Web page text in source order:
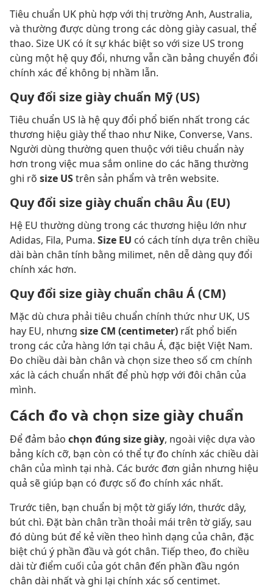
Tiêu chuẩn UK phù hợp với thị trường Anh, Australia,
và thường được dùng trong các dòng giày casual, thể
thao. Size UK có ít sự khác biệt so với size US trong
cùng một hệ quy đổi, nhưng vẫn cần bảng chuyển đổi
chính xác để không bị nhầm lẫn.
Quy đổi size giày chuẩn Mỹ (US)
Tiêu chuẩn US là hệ quy đổi phổ biến nhất trong các
thương hiệu giày thể thao như Nike, Converse, Vans.
Người dùng thường quen thuộc với tiêu chuẩn này
hơn trong việc mua sắm online do các hãng thường
ghi rõ size UStrên sản phẩm và trên website.
Quy đổi size giày chuẩn châu Âu (EU)
Hệ EU thường dùng trong các thương hiệu lớn như
Adidas, Fila, Puma. Size EU có cách tính dựa trên chiều
dài bàn chân tính bằng milimet, nên dễ dàng quy đổi
chính xác hơn.
Quy đổi size giày chuẩn châu Á (CM)
Mặc dù chưa phải tiêu chuẩn chính thức như UK, US
hay EU, nhưng size CM (centimeter) rất phổ biến
trong các cửa hàng lớn tại châu Á, đặc biệt Việt Nam.
Đo chiều dài bàn chân và chọn size theo số cm chính
xác là cách chuẩn nhất để phù hợp với đôi chân của
mình.
Cách đo và chọn size giày chuẩn
Để đảm bảo chọn đúng size giày, ngoài việc dựa vào
bảng kích cỡ, bạn còn có thể tự đo chính xác chiều dài
chân của mình tại nhà. Các bước đơn giản nhưng hiệu
quả sẽ giúp bạn có được số đo chính xác nhất.
Trước tiên, bạn chuẩn bị một tờ giấy lớn, thước dây,
bút chì. Đặt bàn chân trần thoải mái trên tờ giấy, sau
đó dùng bút để kẻ viền theo hình dạng của chân, đặc
biệt chú ý phần đầu và gót chân. Tiếp theo, đo chiều
dài từ điểm cuối của gót chân đến phần đầu ngón
chân dài nhất và ghi lại chính xác số centimet.